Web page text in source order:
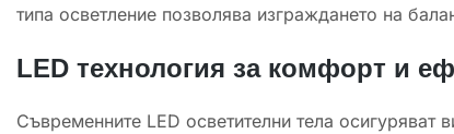
типа осветление позволява изграждането на
LED технология за комфорт и
Съвременните LED осветителни тела